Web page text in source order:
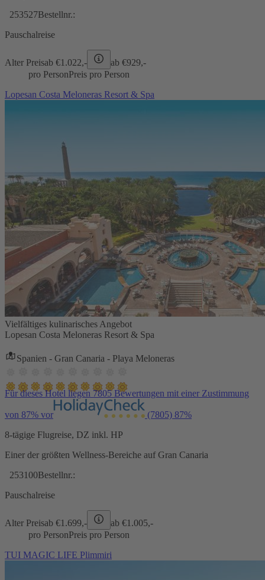
253527Bestellnr.:
Pauschalreise
Alter Preisab €1.022,- ab €929,-
pro PersonPreis pro Person
Lopesan Costa Meloneras Resort & Spa
Vielfältiges kulinarisches Angebot
Lopesan Costa Meloneras Resort & Spa
Spanien - Gran Canaria - Playa Meloneras
Für dieses Hotel liegen 7805 Bewertungen mit einer Zustimmung
von 87% vor (7805) 87%
8-tägige Flugreise, DZ inkl. HP
Einer der größten Wellness-Bereiche auf Gran Canaria
253100Bestellnr.:
Pauschalreise
Alter Preisab €1.699,- ab €1.005,-
pro PersonPreis pro Person
TUI MAGIC LIFE Plimmiri